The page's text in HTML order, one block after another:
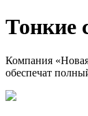
Тонкие
Компания
обеспечат